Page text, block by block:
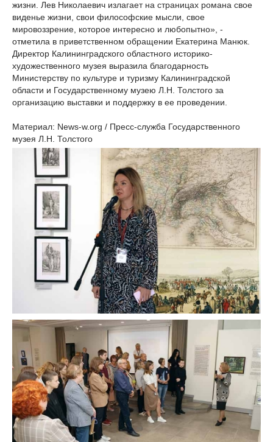
жизни. Лев Николаевич излагает на страницах романа свое
виденье жизни, свои философские мысли, свое
мировоззрение, которое интересно и любопытно», -
отметила в приветственном обращении Екатерина Манюк.
Директор Калининградского областного историко-
художественного музея выразила благодарность
Министерству по культуре и туризму Калининградской
области и Государственному музею Л.Н. Толстого за
организацию выставки и поддержку в ее проведении.
Материал: News-w.org / Пресс-служба Государственного
музея Л.Н. Толстого